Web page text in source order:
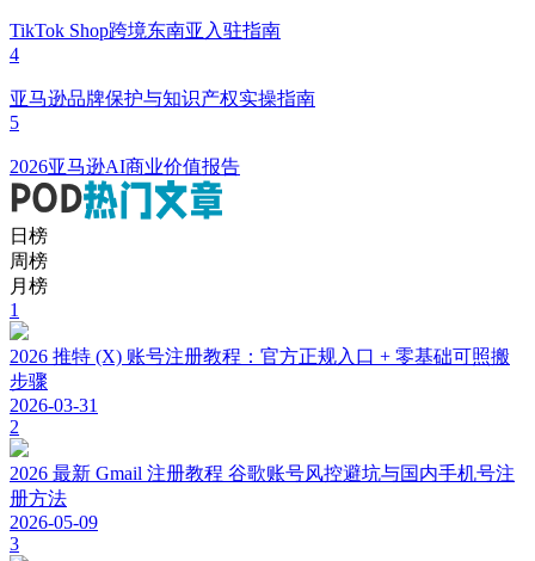
TikTok Shop跨境东南亚入驻指南
4
亚马逊品牌保护与知识产权实操指南
5
2026亚马逊AI商业价值报告
日榜
周榜
月榜
1
2026 推特 (X) 账号注册教程：官方正规入口 + 零基础可照搬
步骤
2026-03-31
2
2026 最新 Gmail 注册教程 谷歌账号风控避坑与国内手机号注
册方法
2026-05-09
3